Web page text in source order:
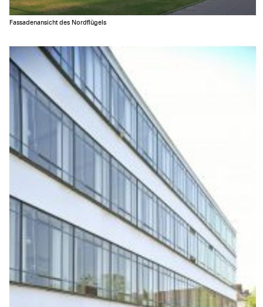
Fassadenansicht des Nordflügels